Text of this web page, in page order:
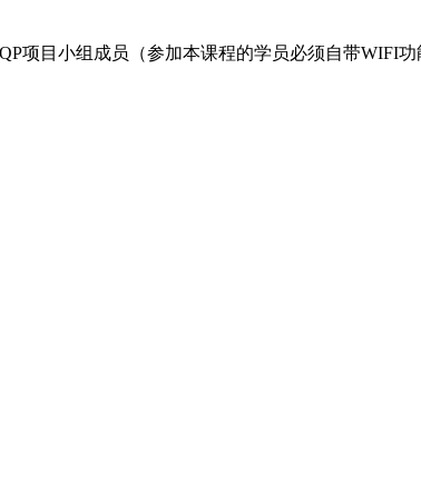
项目小组成员（参加本课程的学员必须自带WIFI功